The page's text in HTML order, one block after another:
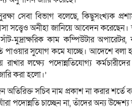
সেবা বিভাগ বলেছে, কিছুসংখ্যক
সত্ত্বেও অনীহা জানিয়ে আবেদন করেছেন।
মুদ্রাক্ষরিক কাম কম্পিউটার
পাওয়ার সুযোগ কমে যাচ্ছে। আদেশে বলা
লক্ষ্যে পদোন্নতিযোগ্য
করা হলো।’
অতিরিক্ত সচিব নাম প্রকাশ না করার
পদোন্নতি চাচ্ছেন না, তাঁদের অন্য